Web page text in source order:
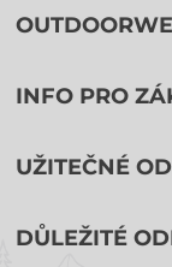
INFO PRO
UŽITEČNÉ
DŮLEŽITÉ